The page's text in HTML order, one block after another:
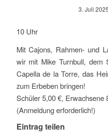
3. Juli
10 Uhr
Mit Cajons, Rahmen- und
wir mit Mike Turnbull, dem
Capella de la Torre, das
zum Erbeben bringen!
Schüler 5,00 €, Erwachsene
(Anmeldung erforderlich!)
Eintrag teilen